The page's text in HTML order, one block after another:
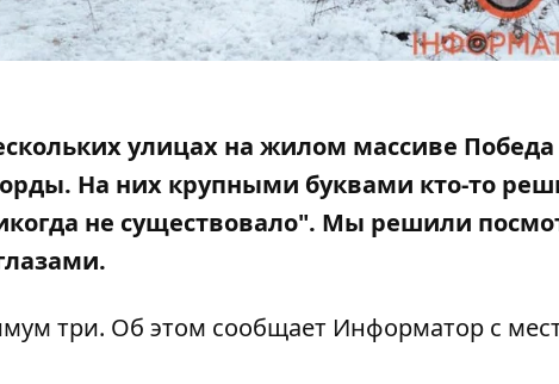
улицах на жилом массиве Победа
На них крупными буквами кто-то
не существовало". Мы решили
три. Об этом сообщает Информатор с